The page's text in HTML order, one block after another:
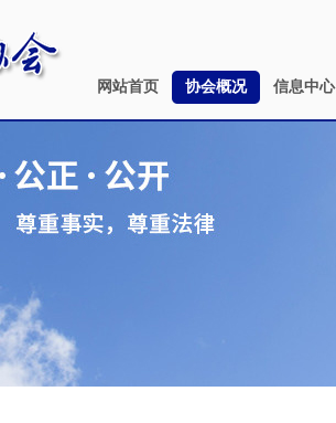
网站首页 协会概况 信息中心